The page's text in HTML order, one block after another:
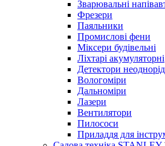
Зварювальні
Фрезери
Паяльники
Промислові фени
Міксери будівельні
Ліхтарі акумуляторні
Детектори
Вологоміри
Дальноміри
Лазери
Вентилятори
Пилососи
Приладдя для